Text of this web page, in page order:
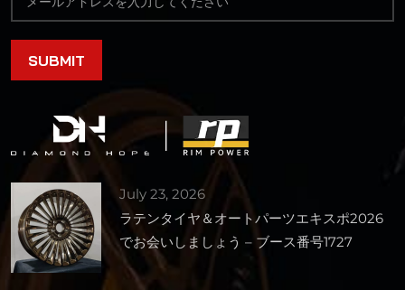
July 23, 2026
ラテンタイヤ＆オートパーツエキスポ2026
でお会いしましょう – ブース番号1727